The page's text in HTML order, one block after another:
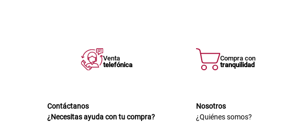
Venta
telefónica
Compra con
tranquilidad
Contáctanos
¿Necesitas ayuda con tu compra?
Nosotros
¿Quiénes somos?